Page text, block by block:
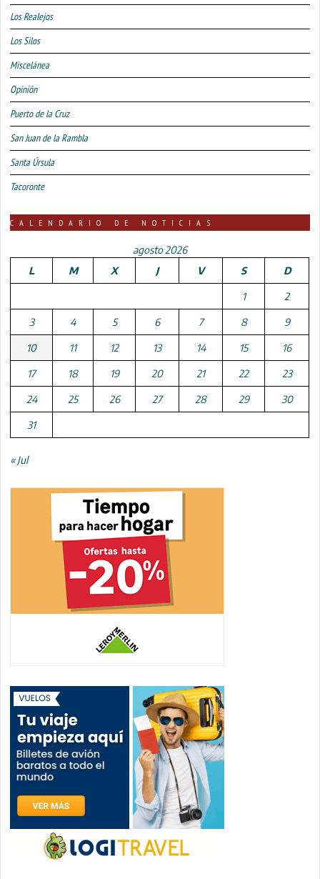
Los Realejos
Los Silos
Miscelánea
Opinión
Puerto de la Cruz
San Juan de la Rambla
Santa Úrsula
Tacoronte
CALENDARIO DE NOTICIAS
agosto 2026
L
M X J V S D
1 2
3 4 5 6 7 8 9
10 11 12 13 14 15 16
17 18 19 20 21 22 23
24 25 26 27 28 29 30
31
« Jul